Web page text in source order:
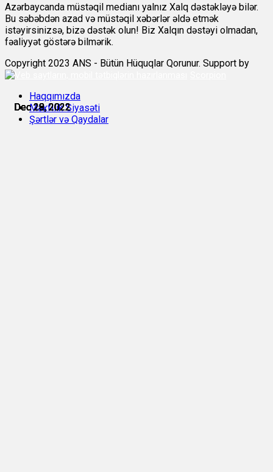
Dec 28, 2022
Dec 28, 2022
Dec 28, 2022
Dec 28, 2022
Dec 28, 2022
Dec 29, 2022
Azərbaycanda müstəqil medianı yalnız Xalq dəstəkləyə bilər.
Bu səbəbdən azad və müstəqil xəbərlər əldə etmək
istəyirsinizsə, bizə dəstək olun! Biz Xalqın dəstəyi olmadan,
fəaliyyət göstərə bilmərik.
Copyright 2023 ANS - Bütün Hüquqlar Qorunur. Support by
Haqqımızda
Məxfilik Siyasəti
Şərtlər və Qaydalar